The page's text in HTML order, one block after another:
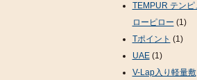
TEMPUR テン
ローピロー (1)
Tポイント (1)
UAE(1)
V-Lap入り軽量敷